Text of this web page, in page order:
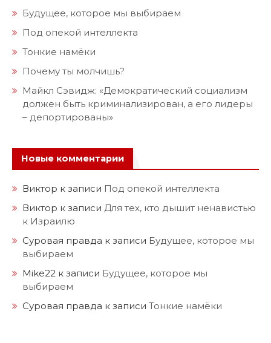
Будущее, которое мы выбираем
Под опекой интеллекта
Тонкие намёки
Почему ты молчишь?
Майкл Сэвидж: «Демократический социализм
должен быть криминализирован, а его лидеры
– депортированы»
Новые комментарии
Виктор к записи Под опекой интеллекта
Виктор к записи Для тех, кто дышит ненавистью
к Израилю
Суровая правда к записи Будущее, которое мы
выбираем
Mike22 к записи Будущее, которое мы
выбираем
Суровая правда к записи Тонкие намёки